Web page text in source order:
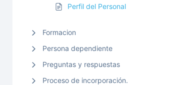
Perfil del Personal
Formacion
Persona dependiente
Preguntas y respuestas
Proceso de incorporación.